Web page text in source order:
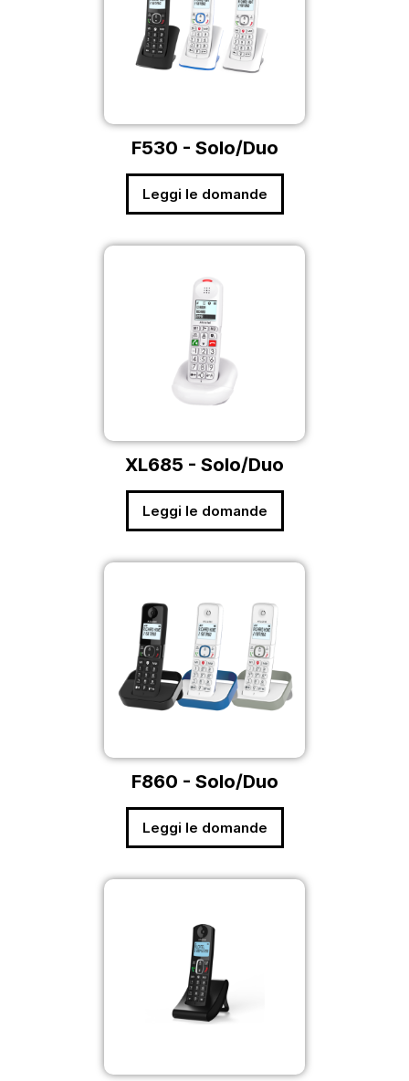
F530 - Solo/Duo
Leggi le domande
XL685 - Solo/Duo
Leggi le domande
F860 - Solo/Duo
Leggi le domande